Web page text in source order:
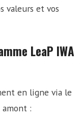
valeurs et vos
LeaP IWA
en ligne via le
amont :